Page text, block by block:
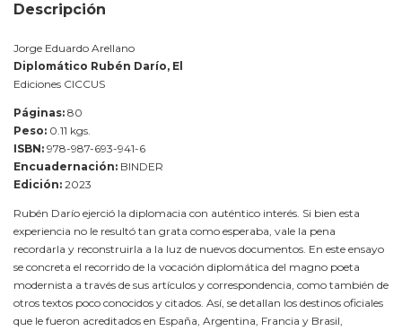
Descripción
Jorge Eduardo Arellano
Diplomático Rubén Darío, El
Ediciones CICCUS
Páginas: 80
Peso: 0.11 kgs.
ISBN: 978-987-693-941-6
Encuadernación: BINDER
Edición: 2023
Rubén Darío ejerció la diplomacia con auténtico interés. Si bien esta
experiencia no le resultó tan grata como esperaba, vale la pena
recordarla y reconstruirla a la luz de nuevos documentos. En este ensayo
se concreta el recorrido de la vocación diplomática del magno poeta
modernista a través de sus artículos y correspondencia, como también de
otros textos poco conocidos y citados. Así, se detallan los destinos oficiales
que le fueron acreditados en España, Argentina, Francia y Brasil,